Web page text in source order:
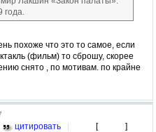
года.
похоже что это то самое, если
(фильм) то сброшу, скорее
снято , по мотивам. по крайне
цитировать
| [
]